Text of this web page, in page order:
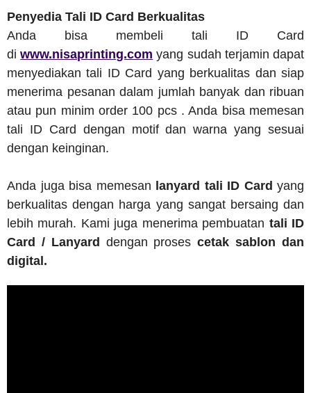
Penyedia Tali ID Card Berkualitas
Anda bisa membeli tali ID Card
diwww.nisaprinting.com yang sudah terjamin dapat
menyediakan tali ID Card yang berkualitas dan siap
menerima pesanan dalam jumlah banyak dan ribuan
atau pun minim order 100 pcs . Anda bisa memesan
tali ID Card dengan motif dan warna yang sesuai
dengan keinginan.
Anda juga bisa memesan lanyard tali ID Card yang
berkualitas dengan harga yang sangat bersaing dan
lebih murah. Kami juga menerima pembuatan tali ID
Card / Lanyard dengan prosescetak sablon dan
digital.